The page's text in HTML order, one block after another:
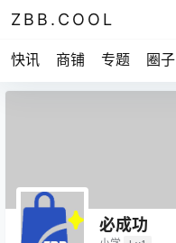
ZBB.COOL
快讯 商铺 专题 圈子
必成功